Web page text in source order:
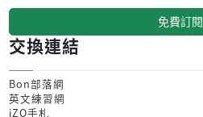
免費訂閱
交換連結
Bon部落網
英文練習網
iZO手札